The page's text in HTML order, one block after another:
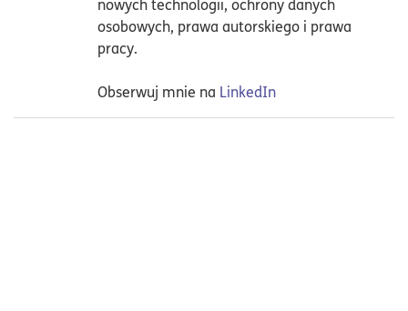
nowych technologii, ochrony danych
osobowych, prawa autorskiego i prawa
pracy.
Obserwuj mnie na LinkedIn